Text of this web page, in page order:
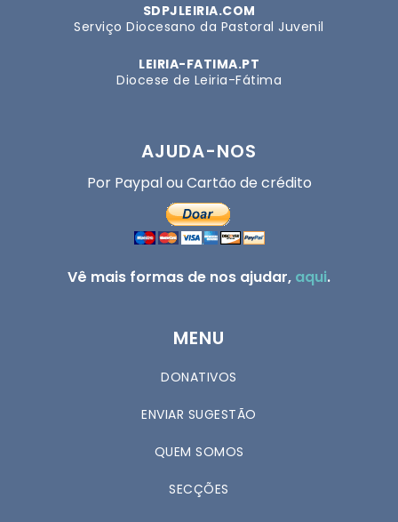
SDPJLEIRIA.COM
Serviço Diocesano da Pastoral Juvenil
LEIRIA-FATIMA.PT
Diocese de Leiria-Fátima
AJUDA-NOS
Por Paypal ou Cartão de crédito
Vê mais formas de nos ajudar, aqui.
MENU
DONATIVOS
ENVIAR SUGESTÃO
QUEM SOMOS
SECÇÕES